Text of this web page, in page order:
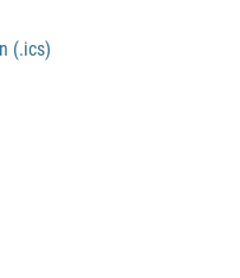
(.ics)